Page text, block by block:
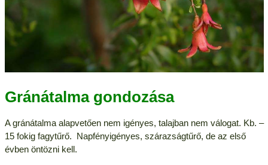
Gránátalma gondozása
A gránátalma alapvetően nem igényes, talajban nem válogat. Kb. –
15 fokig fagytűrő. Napfényigényes, szárazságtűrő, de az első
évben öntözni kell.